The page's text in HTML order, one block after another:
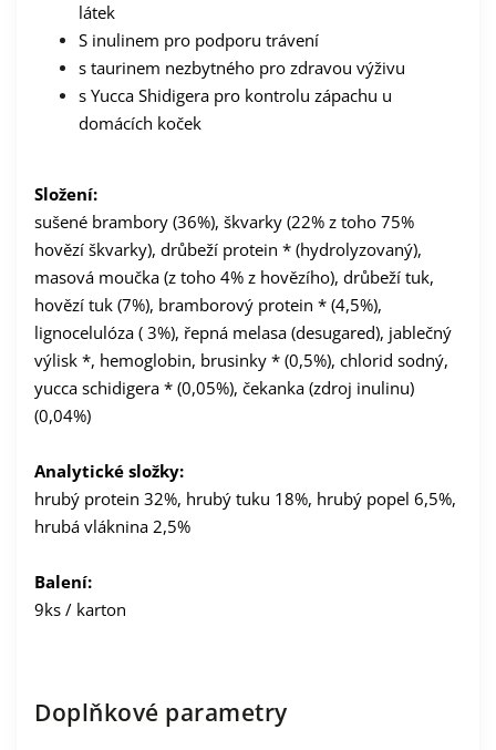
látek
S inulinem pro podporu trávení
s taurinem nezbytného pro zdravou výživu
s Yucca Shidigera pro kontrolu zápachu u
domácích koček
Složení:
sušené brambory (36%), škvarky (22% z toho 75%
hovězí škvarky), drůbeží protein * (hydrolyzovaný),
masová moučka (z toho 4% z hovězího), drůbeží tuk,
hovězí tuk (7%), bramborový protein * (4,5%),
lignocelulóza ( 3%), řepná melasa (desugared), jablečný
výlisk *, hemoglobin, brusinky * (0,5%), chlorid sodný,
yucca schidigera * (0,05%), čekanka (zdroj inulinu)
(0,04%)
Analytické složky:
hrubý protein 32%, hrubý tuku 18%, hrubý popel 6,5%,
hrubá vláknina 2,5%
Balení:
9ks / karton
Doplňkové parametry